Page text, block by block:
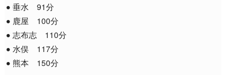
垂水 91分
鹿屋 100分
志布志 110分
水俣 117分
熊本 150分